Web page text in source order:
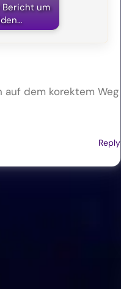
Bericht um
auf dem korektem Weg
Reply